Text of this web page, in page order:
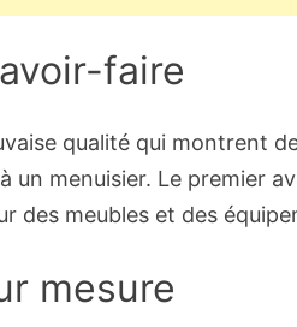
faire
qualité qui montrent
menuisier. Le premier
des meubles et des
mesure